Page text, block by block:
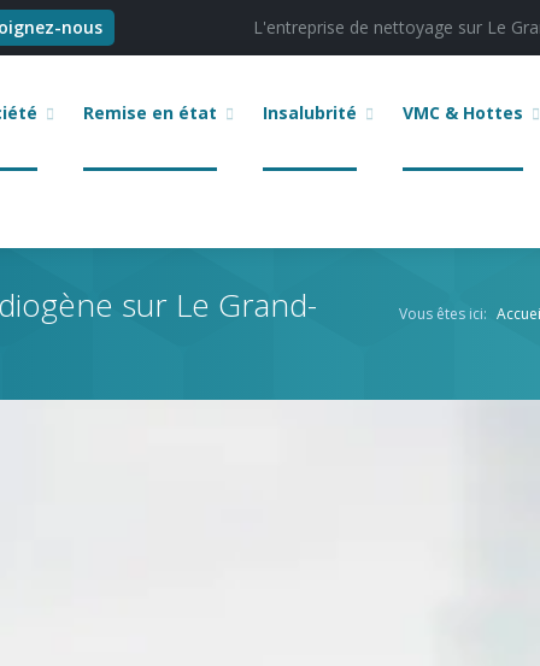
nous L'entreprise de nettoyage sur Le
Remise en état Insalubrité VMC & Hottes
sur Le Grand-
Vous êtes ici: